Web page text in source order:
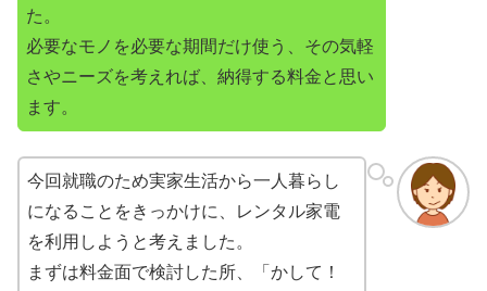
た。
必要なモノを必要な期間だけ使う、その気軽
さやニーズを考えれば、納得する料金と思い
ます。
今回就職のため実家生活から一人暮らし
になることをきっかけに、レンタル家電
を利用しようと考えました。
まずは料金面で検討した所、「かして！